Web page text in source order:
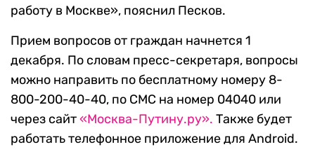
работу в Москве», пояснил Песков.
Прием вопросов от граждан начнется 1
декабря. По словам пресс-секретаря, вопросы
можно направить по бесплатному номеру 8-
800-200-40-40, по СМС на номер 04040 или
через сайт«Москва-Путину.ру». Также будет
работать телефонное приложение для Android.